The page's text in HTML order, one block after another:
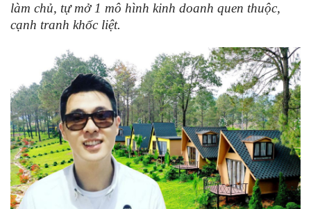
làm chủ, tự mở 1 mô hình kinh doanh quen thuộc,
cạnh tranh khốc liệt.